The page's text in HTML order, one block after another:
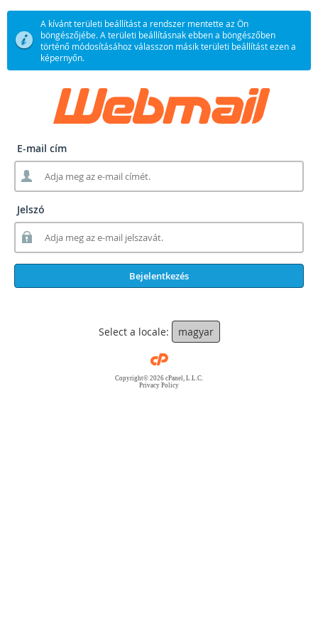
A kívánt területi beállítást a rendszer mentette az Ön
böngészőjébe. A területi beállításnak ebben a böngészőben
történő módosításához válasszon másik területi beállítást ezen a
képernyőn.
E-mail cím
Jelszó
Bejelentkezés
Select a locale: magyar
Copyright© 2026 cPanel, L.L.C.
Privacy Policy